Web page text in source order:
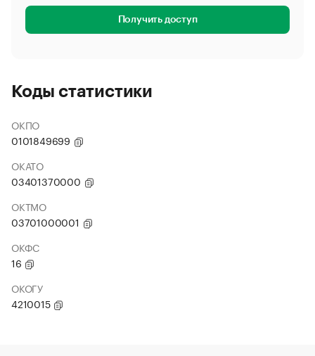
Получить доступ
Коды статистики
ОКПО
0101849699
ОКАТО
03401370000
ОКТМО
03701000001
ОКФС
16
ОКОГУ
4210015